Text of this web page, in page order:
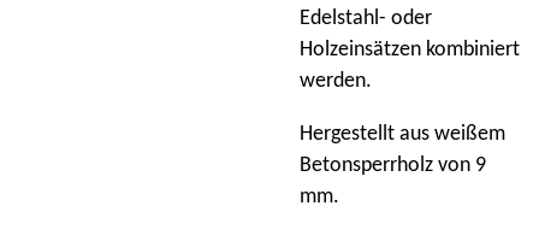
Edelstahl- oder
Holzeinsätzen kombiniert
werden.
Hergestellt aus weißem
Betonsperrholz von 9
mm.